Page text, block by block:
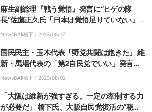
麻生副総理『戦う覚悟』発言に“ヒゲの隊
長”佐藤正久氏「日本は覚悟足りていない」
の意図 「イラクに行った時は非常に辛かっ
NewsBAR橋下｜ 2023/08/17
国民民主・玉木代表「野党共闘は飽きた」 維
新・馬場代表の「第2自民党でいい」発言め
ぐる批判に橋下氏「第2は後ろ向きだから“改
NewsBAR橋下｜ 2023/08/02
「大阪は維新が強すぎる。一定の牽制する力
が必要だ」 橋下氏、大阪自民党復活の“秘